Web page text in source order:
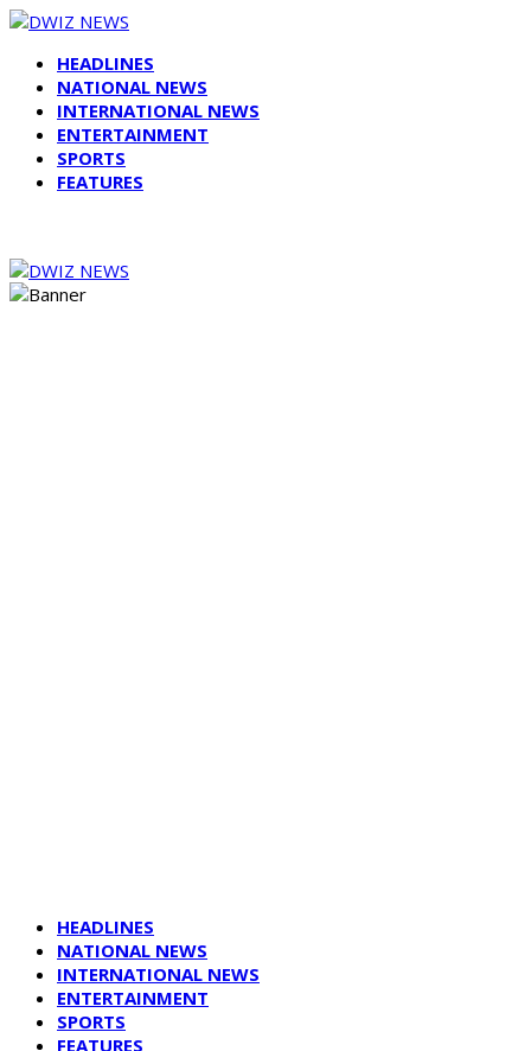
HEADLINES
NATIONAL NEWS
INTERNATIONAL NEWS
ENTERTAINMENT
SPORTS
FEATURES
HEADLINES
NATIONAL NEWS
INTERNATIONAL NEWS
ENTERTAINMENT
SPORTS
FEATURES